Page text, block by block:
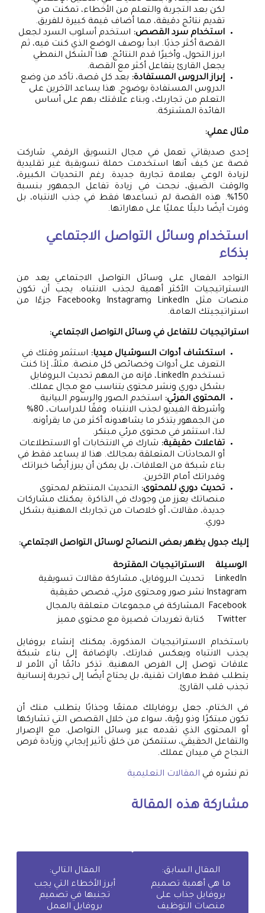
لكن بعد التجربة والتعلم من الأخطاء، تمكنت من
تقديم نتائج دقيقة، مما أضاف قيمة كبيرة للفريق.
استخدام سرد القصص: استخدم أسلوب السرد لجعل
القصة أكثر جذبًا. ابدأ بوصف الوضع الذي كنت فيه، ثم
ابرز التحول، وأخيرًا قدم النتائج. هذا الشكل النمطي
يجعل القارئ يتفاعل أكثر مع القصة.
إبراز الدروس المستفادة: بعد كل قصة، تأكد من وضع
الدروس المستفادة بوضوح. هذا يساعد الآخرين على
التعلم من تجاربك، وبناء علاقتك بهم على أساس
الفائدة المشتركة.
مثال عملي:
إحدى صديقاتي تعمل في مجال التسويق الرقمي. شاركت
قصة عن كيف أنها استخدمت حملة تسويقية غير تقليدية
لزيادة الوعي بعلامة تجارية جديدة. رغم التحديات الكبيرة،
والوقت الضيق، نجحت في زيادة تفاعل الجمهور بنسبة
150%. هذه القصة لم تساعدها فقط في جذب الانتباه، بل
وفرت أيضًا دليلًا عمليًا على مهاراتها.
استخدام وسائل التواصل الاجتماعي
بذكاء
التواجد الفعال على وسائل التواصل الاجتماعي يعد من
الاستراتيجيات الأكثر أهمية لجذب الانتباه. يجب أن تكون
منصات مثل LinkedIn وInstagram وFacebook جزءًا من
استراتيجيتك العامة.
استراتيجيات للتفاعل في وسائل التواصل الاجتماعي:
استكشاف أدوات السوشيال ميديا: استثمر وقتك في
التعرف على أدوات وخصائص كل منصة. مثلاً، إذا كنت
تستخدم LinkedIn، فإنه من المهم تحديث البروفايل
بشكل دوري ونشر محتوى يتناسب مع مجال عملك.
المحتوى المرئي: استخدم الصور والرسوم البيانية
وأشرطة الفيديو لجذب الانتباه. وفقًا للدراسات، 80%
من الجمهور يتذكر ما يشاهدونه أكثر من ما يقرأونه.
لذا، استثمر في محتوى مرئي مبتكر.
تفاعلات حقيقية: شارك في الانتخابات أو الاستطلاعات
أو المحادثات المتعلقة بمجالك. هذا لا يساعد فقط في
بناء شبكة من العلاقات، بل يمكن أن يبرز أيضًا خبراتك
وقدراتك أمام الآخرين.
تحديث دوري للمحتوى: التحديث المنتظم لمحتوى
منصاتك يعزز من وجودك في الذاكرة. يمكنك مشاركات
جديدة، مقالات، أو خلاصات من تجاربك المهنية بشكل
دوري.
إليك جدول يظهر بعض النصائح لوسائل التواصل الاجتماعي:
الوسيلة
الاستراتيجيات المقترحة
LinkedIn
تحديث البروفايل، مشاركة مقالات تسويقية
Instagram نشر صور ومحتوى مرئي، قصص حقيقية
Facebook المشاركة في مجموعات متعلقة بالمجال
Twitter
كتابة تغريدات قصيرة مع محتوى مميز
باستخدام الاستراتيجيات المذكورة، يمكنك إنشاء بروفايل
يجذب الانتباه ويعكس قدارتك، بالإضافة إلى بناء شبكة
علاقات توصل إلى الفرص المهنية. تذكر دائمًا أن الأمر لا
يتطلب فقط مهارات تقنية، بل يحتاج أيضًا إلى تجربة إنسانية
تجذب قلب القارئ.
في الختام، جعل بروفايلك ممتعًا وجذابًا يتطلب منك أن
تكون مبتكرًا وذو رؤية، سواء من خلال القصص التي تشاركها
أو المحتوى الذي تقدمه عبر وسائل التواصل. مع الإصرار
والتفاعل الحقيقي، ستتمكن من خلق تأثير إيجابي وزيادة فرص
النجاح في ميدان عملك.
تم نشره في المقالات التعليمية
مشاركة هذه المقالة
المقال السابق:
ما هي أهمية تصميم
بروفايل جذاب على
منصات التوظيف
المقال التالي:
أبرز الأخطاء التي يجب
تجنبها في تصميم
بروفايل العمل